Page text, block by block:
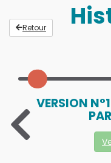
Retour
VERSION